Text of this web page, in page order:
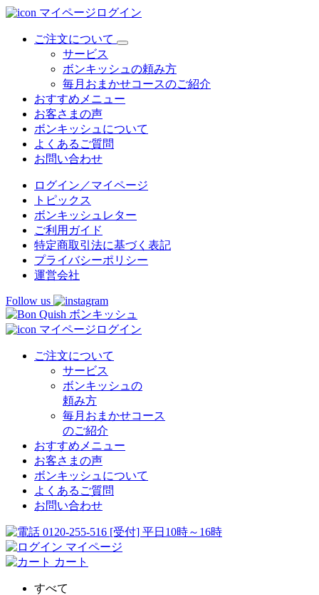
マイページログイン
ご注文について
サービス
ボンキッシュの頼み方
毎月おまかせコースのご紹介
おすすめメニュー
お客さまの声
ボンキッシュについて
よくあるご質問
お問い合わせ
ログイン／マイページ
トピックス
ボンキッシュレター
ご利用ガイド
特定商取引法に基づく表記
プライバシーポリシー
運営会社
Follow us
マイページログイン
ご注文について
サービス
ボンキッシュの
頼み方
毎月おまかせコース
のご紹介
おすすめメニュー
お客さまの声
ボンキッシュについて
よくあるご質問
お問い合わせ
0120-255-516 [受付] 平日10時～16時
マイページ
カート
すべて